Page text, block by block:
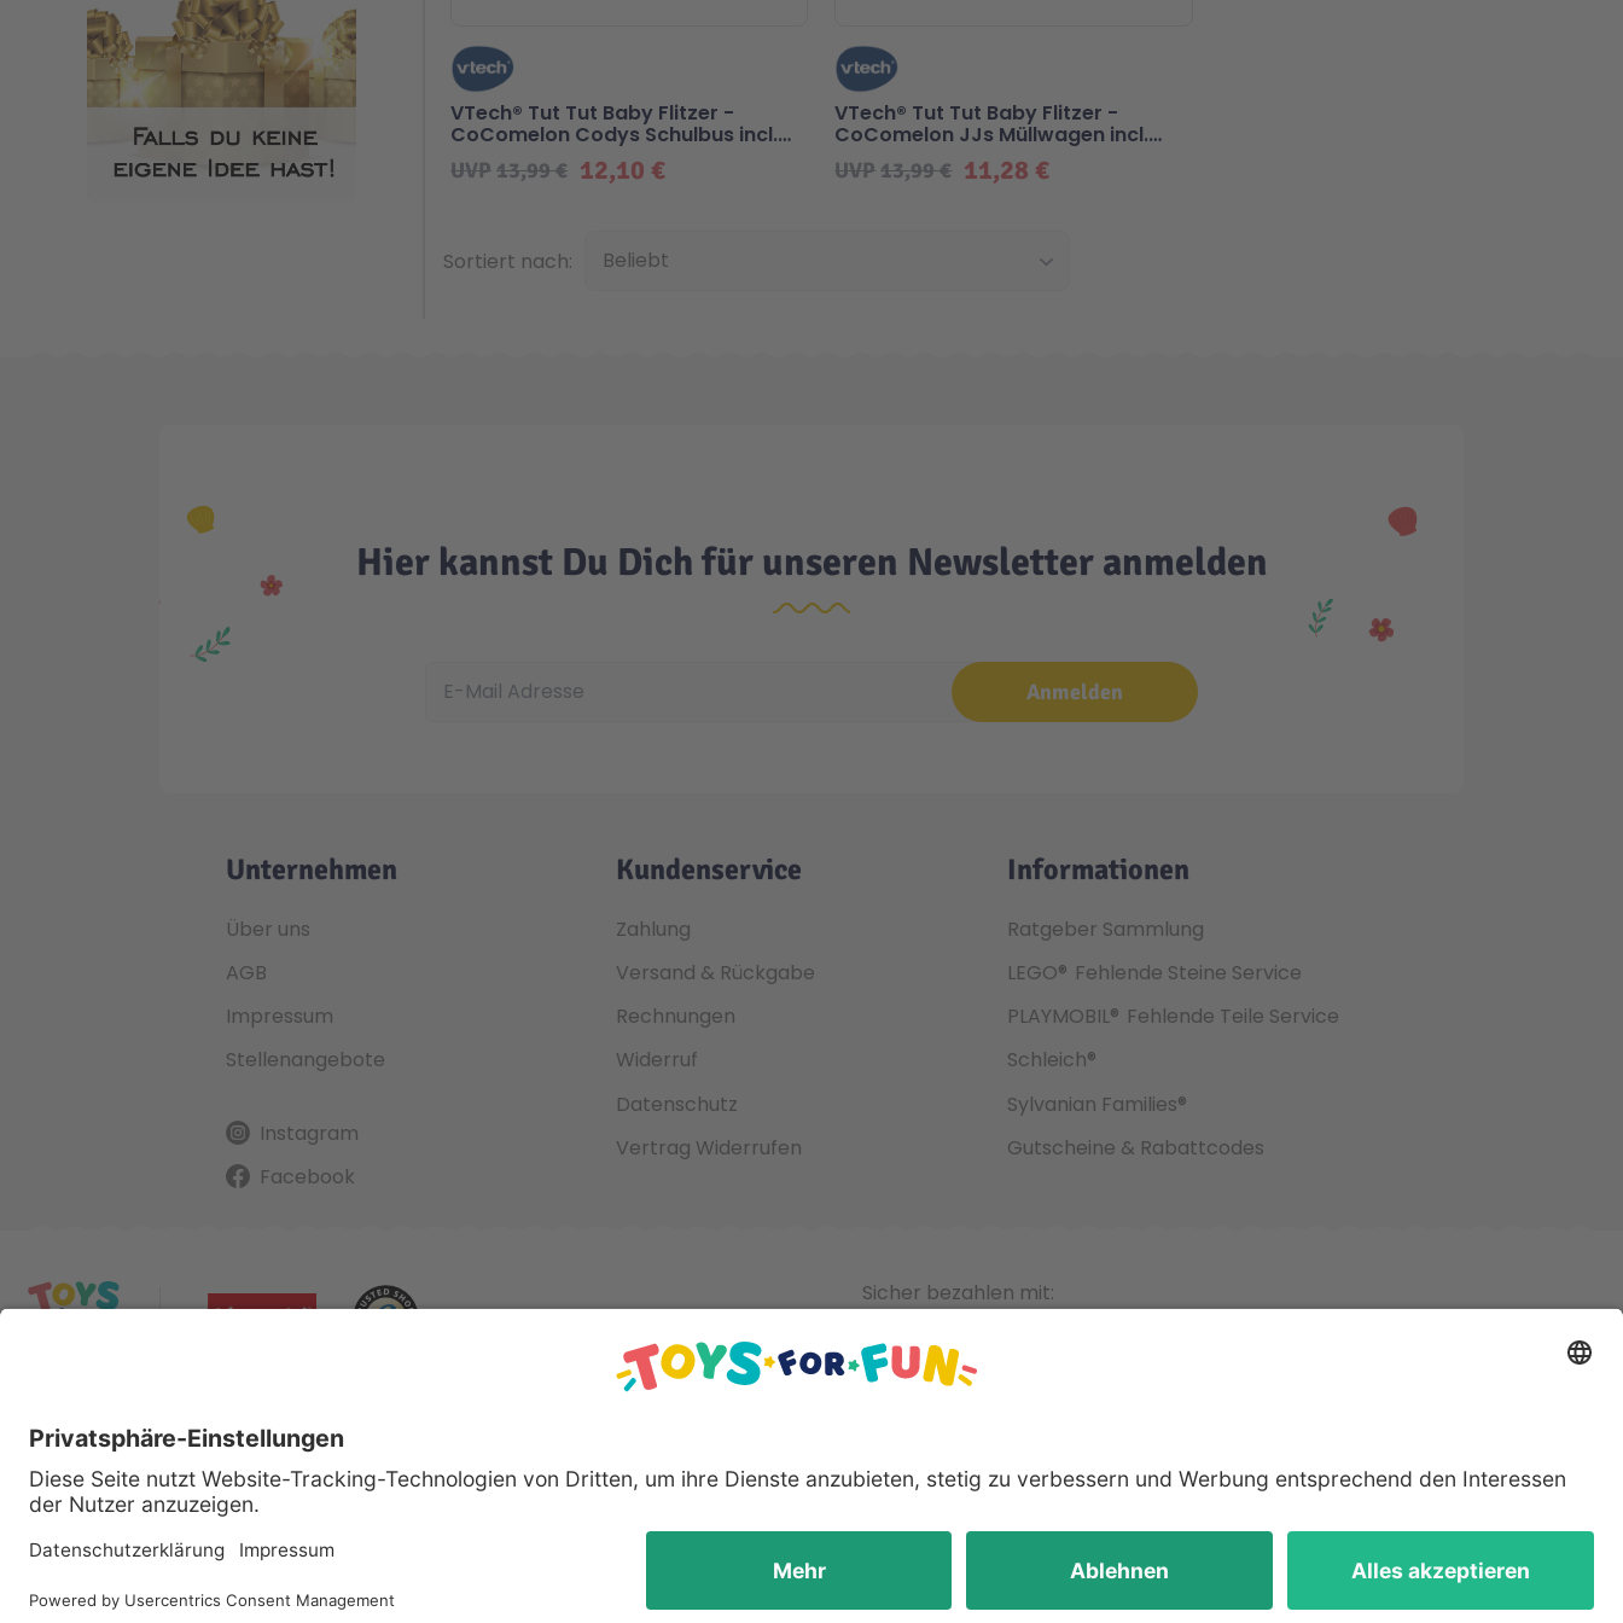
12,10 €
UVP13,99 €
VTech® Tut Tut Baby Flitzer -
CoComelon Codys Schulbus incl.
Schiene 11,28 €
UVP13,99 €
VTech® Tut Tut Baby Flitzer -
CoComelon JJs Müllwagen incl.
Schiene
Sortiert nach: Unten
Hier kannst Du Dich für unseren Newsletter anmelden
Anmelden
Unternehmen
Über uns
AGB
Impressum
Stellenangebote
Instagram
Facebook
Kundenservice
Zahlung
Versand & Rückgabe
Rechnungen
Widerruf
Datenschutz
Vertrag Widerrufen
Informationen
Ratgeber Sammlung
LEGO® Fehlende Steine Service
PLAYMOBIL® Fehlende Teile Service
Schleich®
Sylvanian Families®
Gutscheine & Rabattcodes
Sicher bezahlen mit:
Alle genannten Produkte und Logos sind eingetragene Warenzeichen der jeweiligen
Hersteller.
Copyright © 2008 - 2026 Toys for Fun GmbH - Alle Rechte vorbehalten